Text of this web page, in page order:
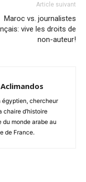
Article suivant
Maroc vs. journalistes
vive les droits de
non-auteur!
égyptien, chercheur
chaire d’histoire
du monde arabe au
de France.